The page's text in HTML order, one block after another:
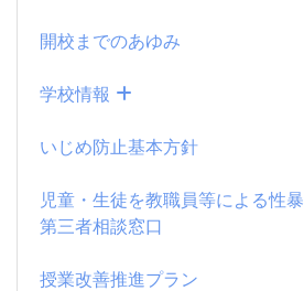
開校までのあゆみ
学校情報
いじめ防止基本方針
児童・生徒を教職員等による性
第三者相談窓口
授業改善推進プラン